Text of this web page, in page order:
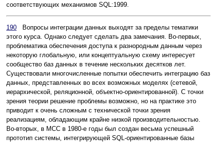
соответствующих механизмов SQL:1999.
190 Вопросы интеграции данных выходят за пределы тематики
этого курса. Однако следует сделать два замечания. Во-первых,
проблематика обеспечения доступа к разнородным данным через
некоторую глобальную, или концептуальную схему интересует
сообщество баз данных в течение нескольких десятков лет.
Существовали многочисленные попытки обеспечить интеграцию баз
данных, представленных во всех возможных моделях (сетевой,
иерархической, реляционной, объектно-ориентированной). С точки
зрения теории решение проблемы возможно, но на практике это
приводит к очень сложным с технической точки зрения
реализациям, обладающим крайне низкой производительностью.
Во-вторых, в MCC в 1980-е годы был создан весьма успешный
прототип системы, интегрирующей SQL-ориентированные базы